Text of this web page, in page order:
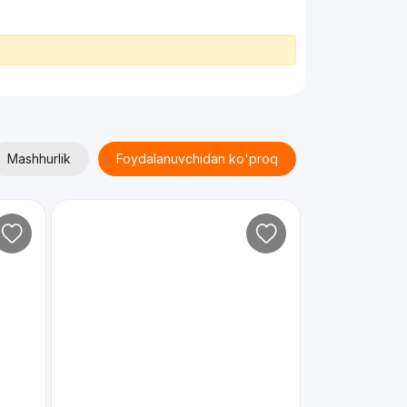
Mashhurlik Foydalanuvchidan ko'proq